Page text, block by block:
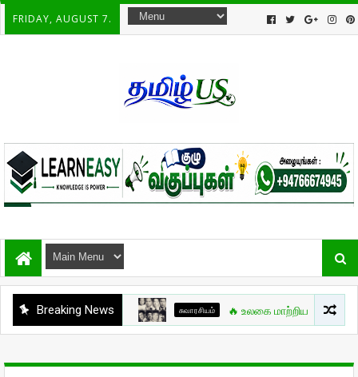
FRIDAY, AUGUST 7.
Breaking News சுவாரசியம் 🔥 உலகை மாற்றிய போர்க்கலை நாயகன்